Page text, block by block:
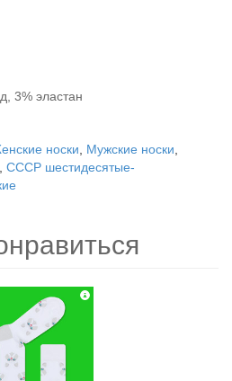
3% эластан
носки Мужские носки
СССР шестидесятые-